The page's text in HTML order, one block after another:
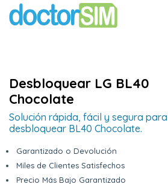
Desbloquear LG BL40
Chocolate
Solución rápida, fácil y segura para
desbloquear BL40 Chocolate.
Garantizado o Devolución
Miles de Clientes Satisfechos
Precio Más Bajo Garantizado